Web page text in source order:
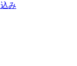
み